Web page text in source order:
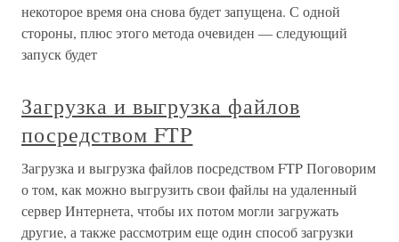
некоторое время она снова будет запущена. С одной
стороны, плюс этого метода очевиден — следующий
запуск будет
Загрузка и выгрузка файлов
посредством FTP
Загрузка и выгрузка файлов посредством FTP Поговорим
о том, как можно выгрузить свои файлы на удаленный
сервер Интернета, чтобы их потом могли загружать
другие, а также рассмотрим еще один способ загрузки